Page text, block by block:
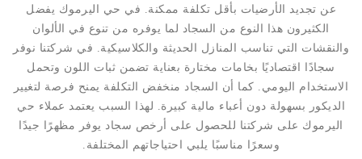
عن تجديد الأرضيات بأقل تكلفة ممكنة. في حي اليرموك يفضل
الكثيرون هذا النوع من السجاد لما يوفره من تنوع في الألوان
والنقشات التي تناسب المنازل الحديثة والكلاسيكية. في شركتنا نوفر
سجادًا اقتصاديًا بخامات مختارة بعناية تضمن ثبات اللون وتحمل
الاستخدام اليومي. كما أن السجاد منخفض التكلفة يمنح فرصة لتغيير
الديكور بسهولة دون أعباء مالية كبيرة. لهذا السبب يعتمد عملاء حي
اليرموك على شركتنا للحصول على أرخص سجاد يوفر مظهرًا جيدًا
وسعرًا مناسبًا يلبي احتياجاتهم المختلفة.